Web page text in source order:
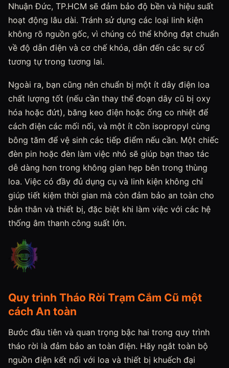
Nhuận Đức, TP.HCM sẽ đảm bảo độ bền và hiệu suất
hoạt động lâu dài. Tránh sử dụng các loại linh kiện
không rõ nguồn gốc, vì chúng có thể không đạt chuẩn
về độ dẫn điện và cơ chế khóa, dẫn đến các sự cố
tương tự trong tương lai.
Ngoài ra, bạn cũng nên chuẩn bị một ít dây điện loa
chất lượng tốt (nếu cần thay thế đoạn dây cũ bị oxy
hóa hoặc đứt), băng keo điện hoặc ống co nhiệt để
cách điện các mối nối, và một ít cồn isopropyl cùng
bông tăm để vệ sinh các tiếp điểm nếu cần. Một chiếc
đèn pin hoặc đèn làm việc nhỏ sẽ giúp bạn thao tác
dễ dàng hơn trong không gian hẹp bên trong thùng
loa. Việc có đầy đủ dụng cụ và linh kiện không chỉ
giúp tiết kiệm thời gian mà còn đảm bảo an toàn cho
bản thân và thiết bị, đặc biệt khi làm việc với các hệ
thống âm thanh công suất lớn.
Quy trình Tháo Rời Trạm Cắm Cũ một
cách An toàn
Bước đầu tiên và quan trọng bậc hai trong quy trình
tháo rời là đảm bảo an toàn điện. Hãy ngắt toàn bộ
nguồn điện kết nối với loa và thiết bị khuếch đại